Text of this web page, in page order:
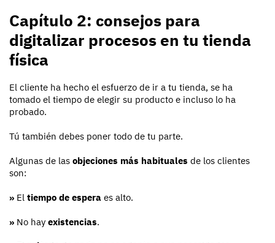
Capítulo 2: consejos para
digitalizar procesos en tu tienda
física
El cliente ha hecho el esfuerzo de ir a tu tienda, se ha
tomado el tiempo de elegir su producto e incluso lo ha
probado.
Tú también debes poner todo de tu parte.
Algunas de las objeciones más habituales de los clientes
son:
» El tiempo de espera es alto.
» No hay existencias.